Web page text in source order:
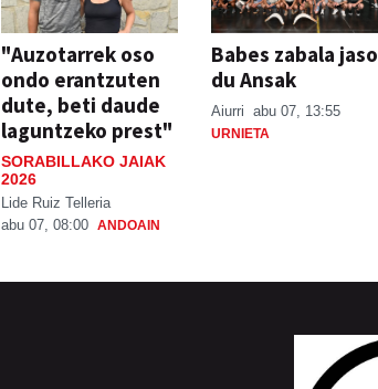
"Auzotarrek oso
ondo erantzuten
dute, beti daude
laguntzeko prest"
SORABILLAKO JAIAK
2026
Lide Ruiz Telleria
abu 07, 08:00 ANDOAIN
Babes zabala jaso
du Ansak
Aiurri abu 07, 13:55
URNIETA